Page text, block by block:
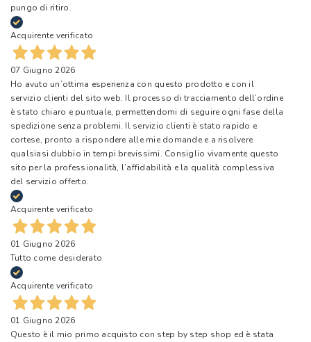
pungo di ritiro.
Acquirente verificato
07 Giugno 2026
Ho avuto un’ottima esperienza con questo prodotto e con il
servizio clienti del sito web. Il processo di tracciamento dell’ordine
è stato chiaro e puntuale, permettendomi di seguire ogni fase della
spedizione senza problemi. Il servizio clienti è stato rapido e
cortese, pronto a rispondere alle mie domande e a risolvere
qualsiasi dubbio in tempi brevissimi. Consiglio vivamente questo
sito per la professionalità, l’affidabilità e la qualità complessiva
del servizio offerto.
Acquirente verificato
01 Giugno 2026
Tutto come desiderato
Acquirente verificato
01 Giugno 2026
Questo è il mio primo acquisto con step by step shop ed è stata